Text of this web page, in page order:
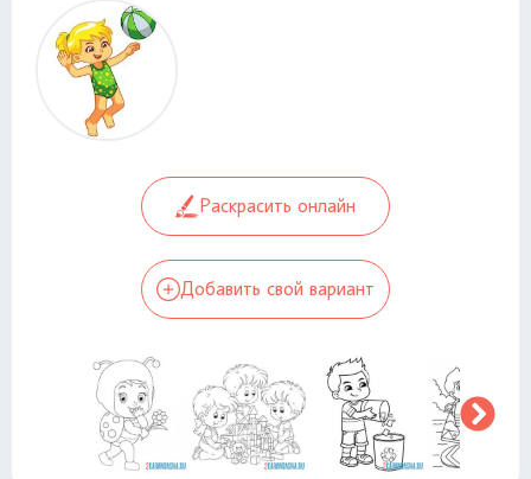
Раскрасить онлайн
Добавить свой вариант